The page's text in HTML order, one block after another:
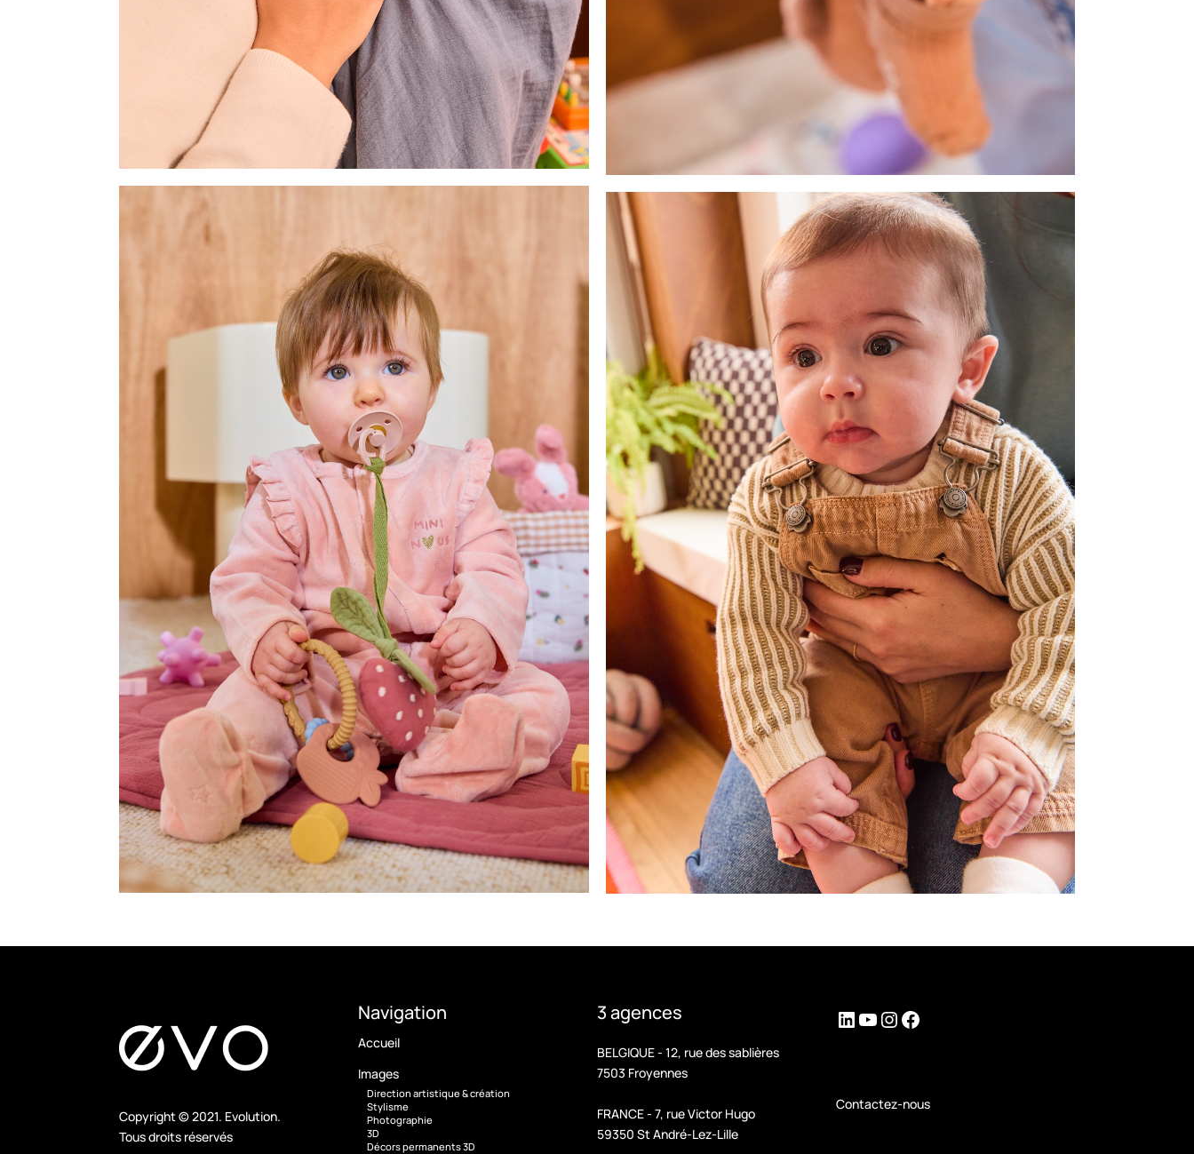
Copyright © 2021. Evolution.
Tous droits réservés
Navigation
Accueil
Images
Direction artistique & création
Stylisme
Photographie
3D
Décors permanents 3D
3 agences
BELGIQUE - 12, rue des sablières
7503 Froyennes
FRANCE - 7, rue Victor Hugo
59350 St André-Lez-Lille
LinkedIn
YouTube
Instagram
Facebook
Contactez-nous